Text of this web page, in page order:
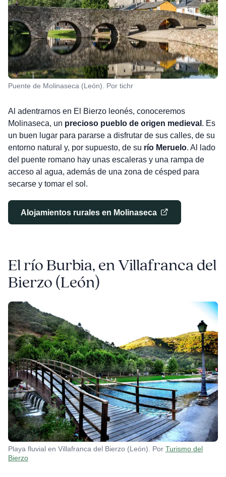
Puente de Molinaseca (León). Por tichr
Al adentrarnos en El Bierzo leonés, conoceremos
Molinaseca, un precioso pueblo de origen medieval . Es
un buen lugar para pararse a disfrutar de sus calles, de su
entorno natural y, por supuesto, de su río Meruelo. Al lado
del puente romano hay unas escaleras y una rampa de
acceso al agua, además de una zona de césped para
secarse y tomar el sol.
Alojamientos rurales en Molinaseca
El río Burbia, en Villafranca del
Bierzo(León)
Playa fluvial en Villafranca del Bierzo (León). Por Turismo del
Bierzo